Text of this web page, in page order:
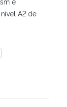
A2 de